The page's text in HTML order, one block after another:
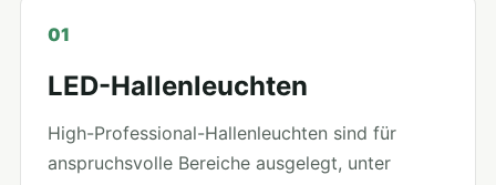
01
LED-Hallenleuchten
High-Professional-Hallenleuchten sind für
anspruchsvolle Bereiche ausgelegt, unter